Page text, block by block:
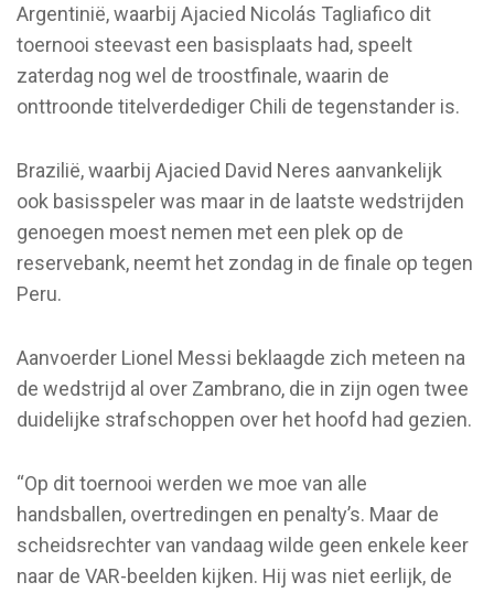
Argentinië, waarbij Ajacied Nicolás Tagliafico dit
toernooi steevast een basisplaats had, speelt
zaterdag nog wel de troostfinale, waarin de
onttroonde titelverdediger Chili de tegenstander is.
Brazilië, waarbij Ajacied David Neres aanvankelijk
ook basisspeler was maar in de laatste wedstrijden
genoegen moest nemen met een plek op de
reservebank, neemt het zondag in de finale op tegen
Peru.
Aanvoerder Lionel Messi beklaagde zich meteen na
de wedstrijd al over Zambrano, die in zijn ogen twee
duidelijke strafschoppen over het hoofd had gezien.
“Op dit toernooi werden we moe van alle
handsballen, overtredingen en penalty’s. Maar de
scheidsrechter van vandaag wilde geen enkele keer
naar de VAR-beelden kijken. Hij was niet eerlijk, de